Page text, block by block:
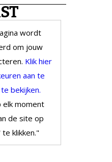
wordt
om jouw
Klik hier
aan te
bekijken.
elk moment
de site op
klikken."